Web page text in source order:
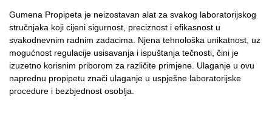
Gumena Propipeta je neizostavan alat za svakog laboratorijskog
stručnjaka koji cijeni sigurnost, preciznost i efikasnost u
svakodnevnim radnim zadacima. Njena tehnološka unikatnost, uz
mogućnost regulacije usisavanja i ispuštanja tečnosti, čini je
izuzetno korisnim priborom za različite primjene. Ulaganje u ovu
naprednu propipetu znači ulaganje u uspješne laboratorijske
procedure i bezbjednost osoblja.